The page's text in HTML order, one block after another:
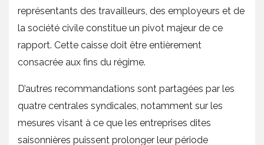
représentants des travailleurs, des employeurs et de
la société civile constitue un pivot majeur de ce
rapport. Cette caisse doit être entièrement
consacrée aux fins du régime.
D’autres recommandations sont partagées par les
quatre centrales syndicales, notamment sur les
mesures visant à ce que les entreprises dites
saisonnières puissent prolonger leur période